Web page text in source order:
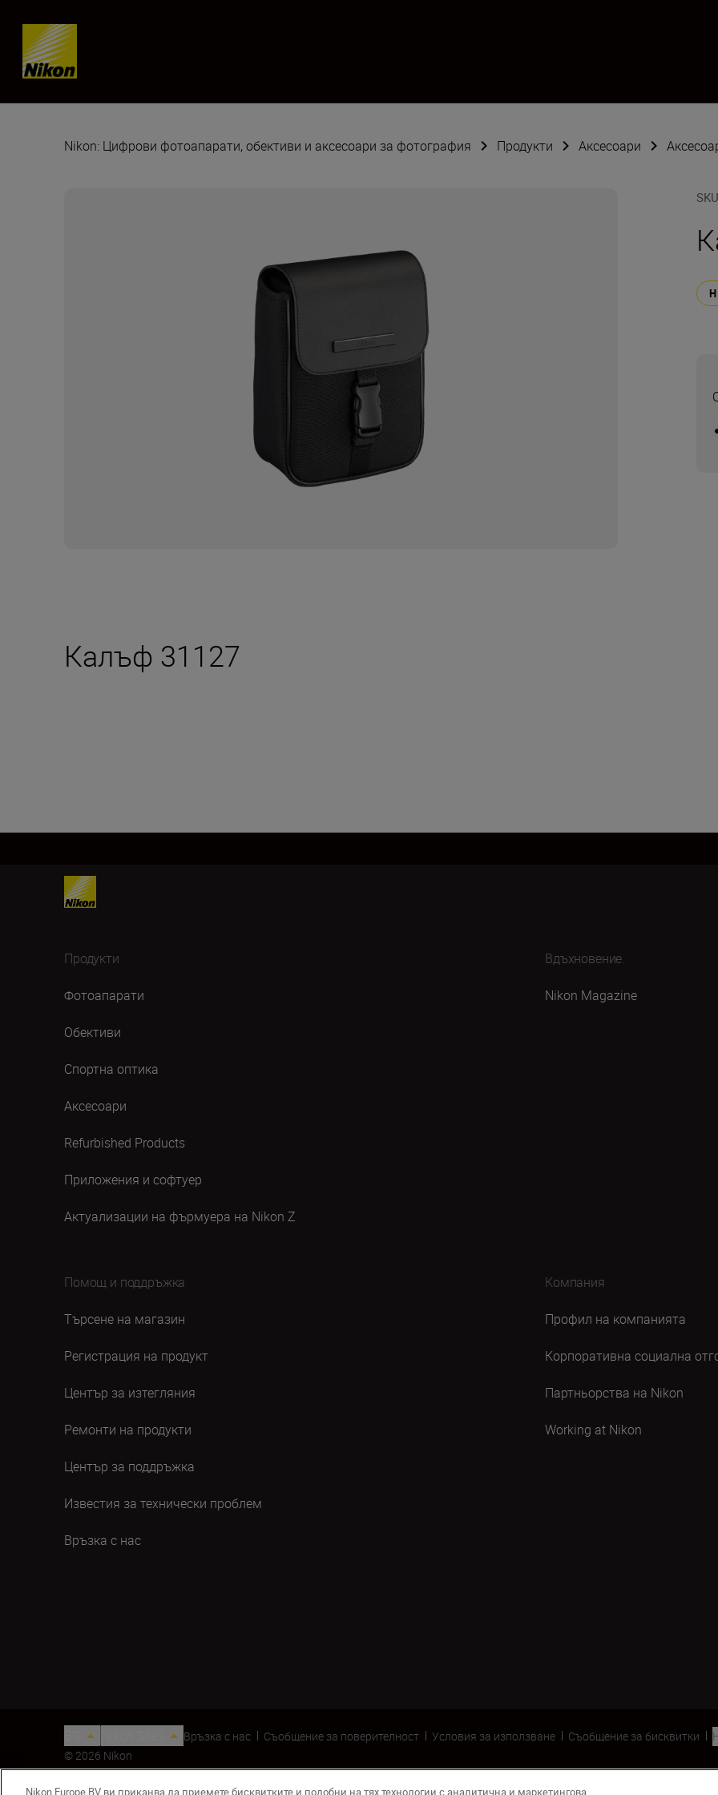
Skip content
Nikon: Цифрови фотоапарати, обективи и аксесоари за фотография Продукти Аксесоари
SKU
Калъф 31127
Продукти
Фотоапарати
Обективи
Спортна оптика
Аксесоари
Refurbished Products
Приложения и софтуер
Актуализации на фърмуера на Nikon Z
Вдъхновение.
Nikon Magazine
Помощ и поддръжка
Търсене на магазин
Регистрация на продукт
Център за изтегляния
Ремонти на продукти
Център за поддръжка
Известия за технически проблем
Връзка с нас
Компания
Профил на компанията
Корпоративна социална
Партньорства на Nikon
Working at Nikon
Връзка с нас Съобщение за поверителност Условия за използване Съобщение за бисквитки
© 2026 Nikon
Nikon Europe BV ви приканва да приемете бисквитките и подобни на тях технологии с аналитична и маркетингова